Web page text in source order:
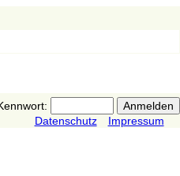
Datenschutz
Impressum